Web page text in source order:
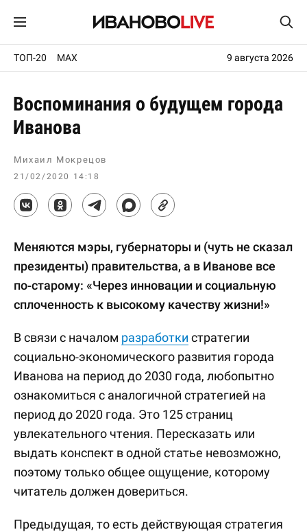
ТОП-20 MAX 9 августа 2026
Воспоминания о будущем города
Иванова
Михаил Мокрецов
21/02/2020 14:18
Меняются мэры, губернаторы и (чуть не сказал
президенты) правительства, а в Иванове все
по-старому: «Через инновации и социальную
сплоченность к высокому качеству жизни!»
В связи с началом разработки стратегии
социально-экономического развития города
Иванова на период до 2030 года, любопытно
ознакомиться с аналогичной стратегией на
период до 2020 года. Это 125 страниц
увлекательного чтения. Пересказать или
выдать конспект в одной статье невозможно,
поэтому только общее ощущение, которому
читатель должен довериться.
Предыдущая, то есть действующая стратегия